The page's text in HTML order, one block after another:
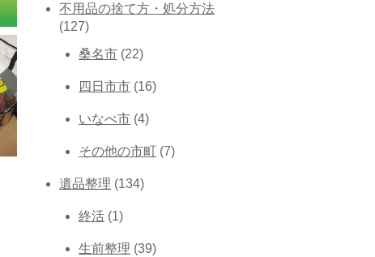
不用品の捨て方・処分方法
(127)
桑名市 (22)
四日市市 (16)
いなべ市 (4)
その他の市町 (7)
遺品整理 (134)
終活 (1)
生前整理 (39)